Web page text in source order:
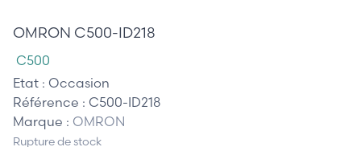
OMRON C500-ID218
C500
Etat : Occasion
Référence : C500-ID218
Marque : OMRON
Rupture de stock